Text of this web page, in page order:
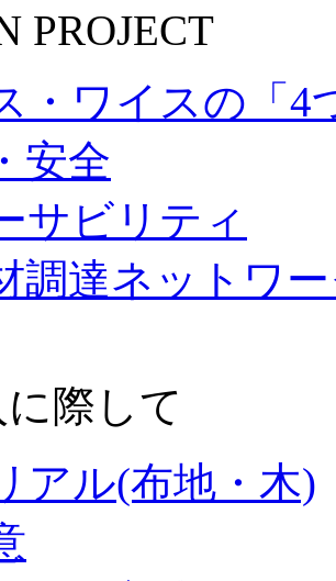
PROJECT
・ワイスの「4
安全
サビリティ
調達ネットワ
際して
アル(布地・木)